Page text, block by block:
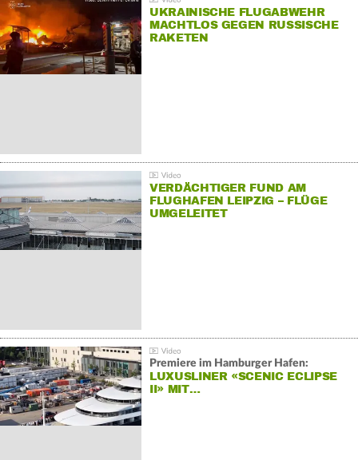
UKRAINISCHE FLUGABWEHR
MACHTLOS GEGEN RUSSISCHE
RAKETEN
VERDÄCHTIGER FUND AM
FLUGHAFEN LEIPZIG – FLÜGE
UMGELEITET
Premiere im Hamburger Hafen:
LUXUSLINER «SCENIC ECLIPSE
II» MIT…